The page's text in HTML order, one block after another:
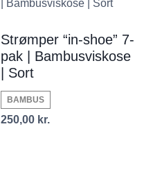
Strømper “in-shoe” 7-
pak | Bambusviskose
| Sort
BAMBUS
250,00 kr.